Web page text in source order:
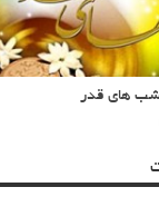
شب های قدر